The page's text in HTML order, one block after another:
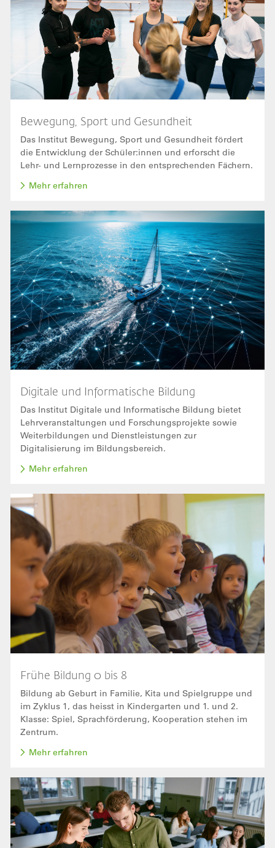
Bewegung, Sport und Gesundheit
Das Institut Bewegung, Sport und Gesundheit fördert
die Entwicklung der Schüler:innen und erforscht die
Lehr- und Lernprozesse in den entsprechenden Fächern.
Mehr erfahren
Bild
Digitale und Informatische Bildung
Das Institut Digitale und Informatische Bildung bietet
Lehrveranstaltungen und Forschungsprojekte sowie
Weiterbildungen und Dienstleistungen zur
Digitalisierung im Bildungsbereich.
Mehr erfahren
Bild
Frühe Bildung 0 bis 8
Bildung ab Geburt in Familie, Kita und Spielgruppe und
im Zyklus 1, das heisst in Kindergarten und 1. und 2.
Klasse: Spiel, Sprachförderung, Kooperation stehen im
Zentrum.
Mehr erfahren
Bild